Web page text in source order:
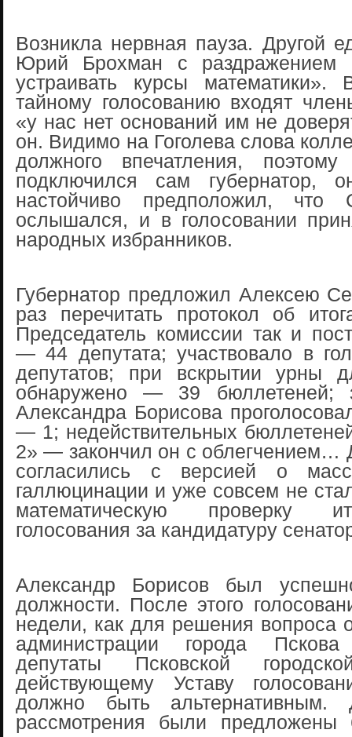
Возникла нервная пауза. Другой
Юрий Брохман с раздражением
устраивать курсы
тайному голосованию входят
«у нас нет оснований им не
он. Видимо на Гоголева слова
должного впечатления,
подключился сам губернатор,
настойчиво предположил, что
ослышался, и в голосовании
народных избранников.
Губернатор предложил Алексею
раз перечитать протокол об
Председатель комиссии так и
— 44 депутата; участвовало в
депутатов; при вскрытии урны
обнаружено — 39 бюллетеней;
Александра Борисова
— 1; недействительных
2» — закончил он с облегчением…
согласились с версией о
галлюцинации и уже совсем не
математическую проверку
голосования за кандидатуру
Александр Борисов был
должности. После этого
недели, как для решения вопроса
администрации города
депутаты Псковской
действующему Уставу
должно быть альтернативным.
рассмотрения были предложены